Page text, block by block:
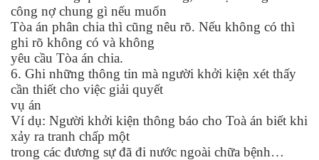
công nợ chung gì nếu muốn
Tòa án phân chia thì cũng nêu rõ. Nếu không có thì
ghi rõ không có và không
yêu cầu Tòa án chia.
6. Ghi những thông tin mà người khởi kiện xét thấy
cần thiết cho việc giải quyết
vụ án
Ví dụ: Người khởi kiện thông báo cho Toà án biết khi
xảy ra tranh chấp một
trong các đương sự đã đi nước ngoài chữa bệnh…